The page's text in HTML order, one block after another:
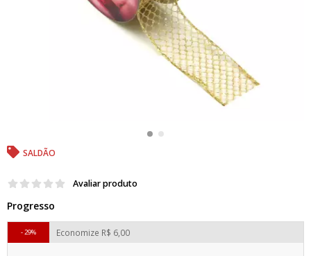
SALDÃO
Avaliar produto
Progresso
Economize R$ 6,00
29%